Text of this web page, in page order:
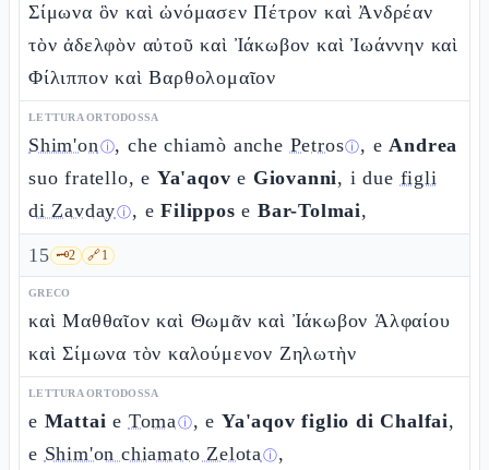
Σίμωνα ὃν καὶ ὠνόμασεν Πέτρον καὶ Ἀνδρέαν
τὸν ἀδελφὸν αὐτοῦ καὶ Ἰάκωβον καὶ Ἰωάννην καὶ
Φίλιππον καὶ Βαρθολομαῖον
LETTURA ORTODOSSA
Shim'onⓘ, che chiamò anche Petrosⓘ, eAndrea
suo fratello, e Ya'aqov e Giovanni, i due figli
di Zavdayⓘ, eFilippos eBar-Tolmai,
15 🗝️2 🔗1
GRECO
καὶ Μαθθαῖον καὶ Θωμᾶν καὶ Ἰάκωβον Ἁλφαίου
καὶ Σίμωνα τὸν καλούμενον Ζηλωτὴν
LETTURA ORTODOSSA
e Mattai e Tomaⓘ, eYa'aqov figlio di Chalfai,
e Shim'on chiamato Zelotaⓘ,